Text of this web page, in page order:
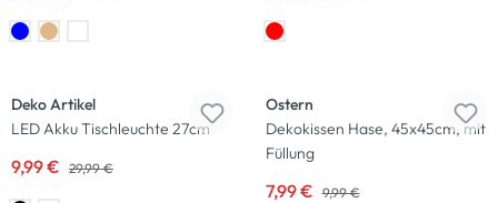
Deko Artikel
LED Akku Tischleuchte 27cm
9,99 € 29,99 €
Ostern
Dekokissen Hase, 45x45cm, mit
Füllung
7,99 € 9,99 €